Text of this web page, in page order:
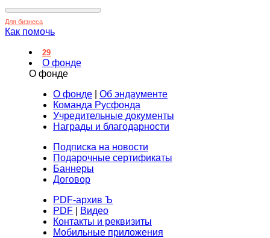
Для бизнеса
Как помочь
29
О фонде
О фонде
О фонде
Об эндаументе
Команда Русфонда
Учредительные документы
Награды и благодарности
Подписка на новости
Подарочные сертификаты
Баннеры
Договор
PDF-архив Ъ
PDF
Видео
Контакты и реквизиты
Мобильные приложения